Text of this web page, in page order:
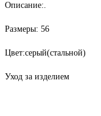
Описание:.
Размеры: 56
Цвет:серый(стальной)
Уход за изделием